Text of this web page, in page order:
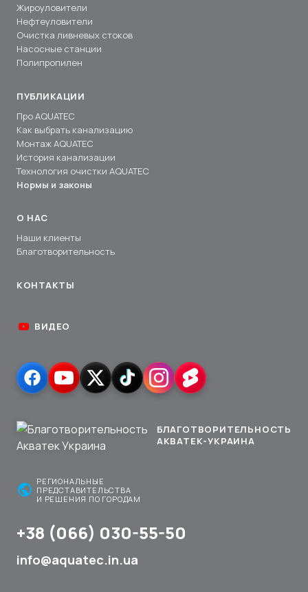
Жироуловители
Нефтеуловители
Очистка ливневых стоков
Насосные станции
Полипропилен
ПУБЛИКАЦИИ
Про AQUATEC
Как выбрать канализацию
Монтаж AQUATEC
История канализации
Технология очистки AQUATEC
Нормы и законы
О НАС
Наши клиенты
Благотворительность
КОНТАКТЫ
ВИДЕО
БЛАГОТВОРИТЕЛЬНОСТЬ
АКВАТЕК-УКРАИНА
public РЕГИОНАЛЬНЫЕ
ПРЕДСТАВИТЕЛЬСТВА
И РЕШЕНИЯ ПО ГОРОДАМ
+38 (066) 030-55-50
info@aquatec.in.ua